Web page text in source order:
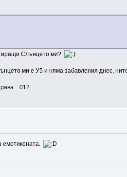
Слънцето ми?
ми е У5 и няма забавления днес,
:012: